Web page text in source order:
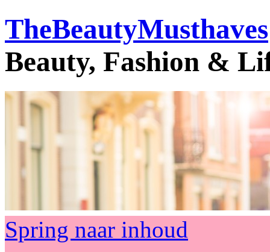
TheBeautyMusthaves
Beauty, Fashion &
Spring naar inhoud